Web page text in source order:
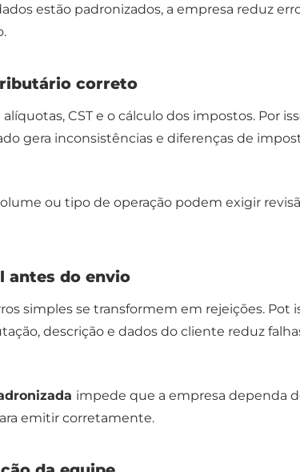
estão padronizados, a empresa reduz
correto
CST e o cálculo dos impostos. Por
gera inconsistências e diferenças de
ou tipo de operação podem exigir
antes do envio
simples se transformem em rejeições. Pot
descrição e dados do cliente reduz
impede que a empresa dependa
emitir corretamente.